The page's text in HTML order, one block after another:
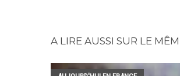
A LIRE AUSSI SUR LE